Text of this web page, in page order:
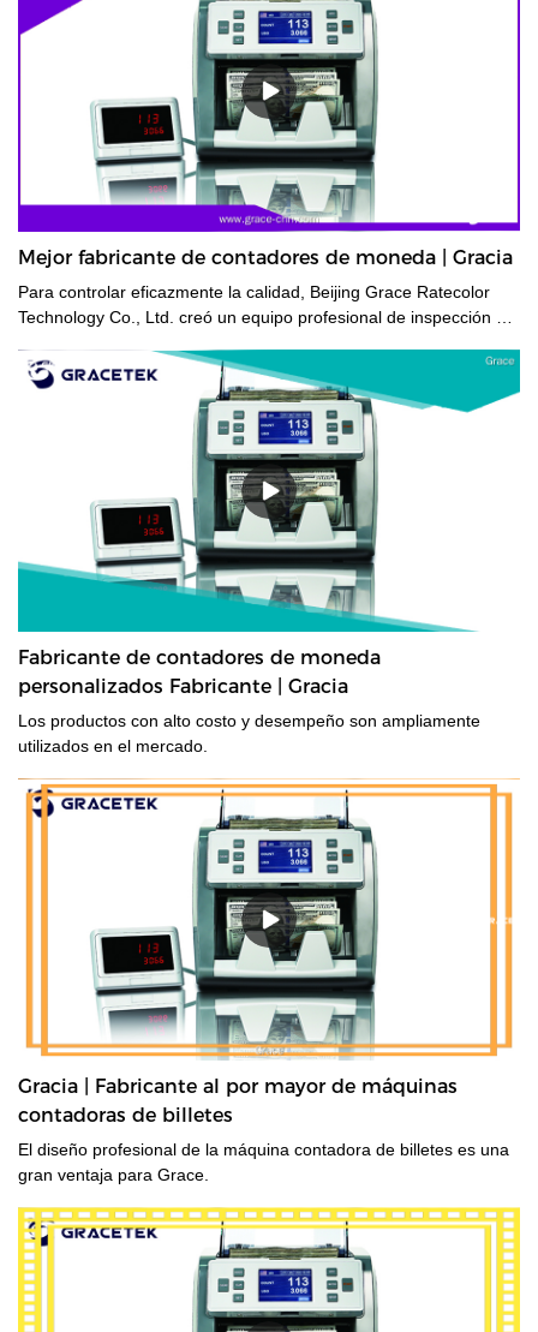
Mejor fabricante de contadores de moneda | Gracia
Para controlar eficazmente la calidad, Beijing Grace Ratecolor
Technology Co., Ltd. creó un equipo profesional de inspección y
Fabricante de contadores de moneda
personalizados Fabricante | Gracia
Los productos con alto costo y desempeño son ampliamente
utilizados en el mercado.
Gracia | Fabricante al por mayor de máquinas
contadoras de billetes
El diseño profesional de la máquina contadora de billetes es una
gran ventaja para Grace.